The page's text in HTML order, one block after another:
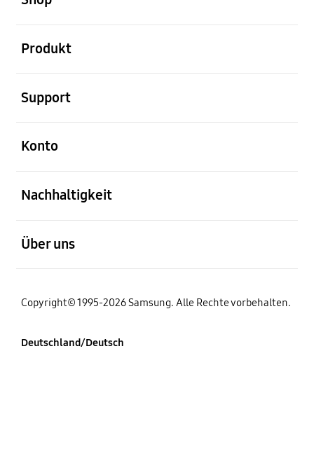
Produkt
Support
Konto
Nachhaltigkeit
Über uns
Copyright© 1995-2026 Samsung. Alle Rechte vorbehalten.
Deutschland/Deutsch